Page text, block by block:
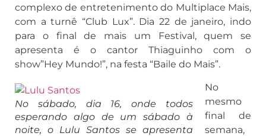
complexo de entretenimento do Multiplace Mais,
com a turnê “Club Lux”. Dia 22 de janeiro, indo
para o final de mais um Festival, quem se
apresenta é o cantor Thiaguinho com o
show”Hey Mundo!”, na festa “Baile do Mais”.
No sábado, dia 16, onde todos
esperando algo de um sábado à
noite, o Lulu Santos se apresenta
No
mesmo
final de
semana,